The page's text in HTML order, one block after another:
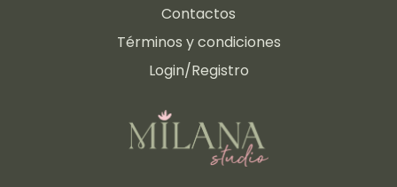
Contactos
Términos y condiciones
Login/Registro